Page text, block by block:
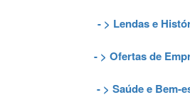
- > Lendas e
- > Ofertas de
- > Saúde e Bem-